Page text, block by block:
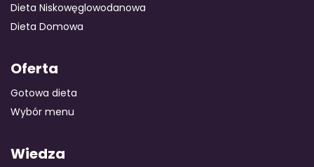
Dieta Niskowęglowodanowa
Dieta Domowa
Oferta
Gotowa dieta
Wybór menu
Wiedza